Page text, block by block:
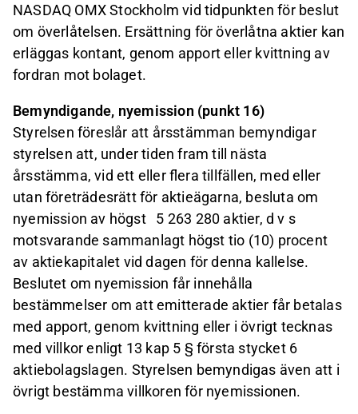
NASDAQ OMX Stockholm vid tidpunkten för beslut
om överlåtelsen. Ersättning för överlåtna aktier kan
erläggas kontant, genom apport eller kvittning av
fordran mot bolaget.
Bemyndigande, nyemission (punkt 16)
Styrelsen föreslår att årsstämman bemyndigar
styrelsen att, under tiden fram till nästa
årsstämma, vid ett eller flera tillfällen, med eller
utan företrädesrätt för aktieägarna, besluta om
nyemission av högst
5 263 280 aktier, d v s
motsvarande sammanlagt högst tio (10) procent
av aktiekapitalet vid dagen för denna kallelse.
Beslutet om nyemission får innehålla
bestämmelser om att emitterade aktier får betalas
med apport, genom kvittning eller i övrigt tecknas
med villkor enligt 13 kap 5 § första stycket 6
aktiebolagslagen. Styrelsen bemyndigas även att i
övrigt bestämma villkoren för nyemissionen.